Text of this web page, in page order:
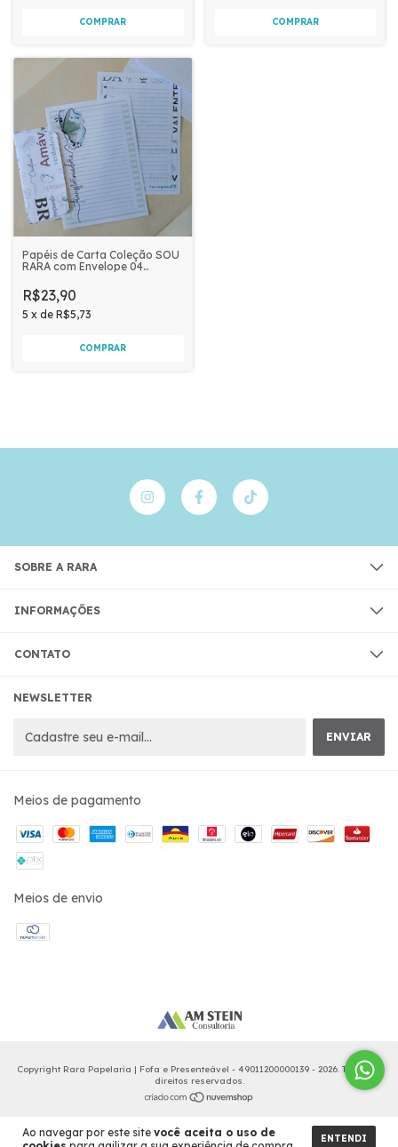
Ao navegar por este site você aceita o uso de
ENTENDI
Papéis de Carta Coleção SOU
RARA com Envelope 04
R$23,90
5 x de R$5,73
SOBRE A RARA
INFORMAÇÕES
CONTATO
NEWSLETTER
Meios de pagamento
Meios de envio
Copyright Rara Papelaria | Fofa e Presenteável - 49011200000139 - 2026. Todos os
direitos reservados.